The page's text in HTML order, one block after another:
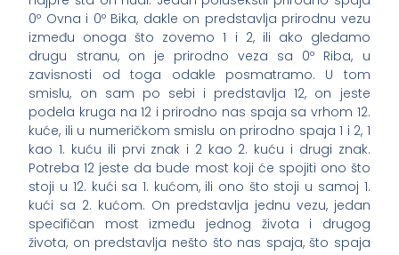
0º Ovna i 0º Bika, dakle on predstavlja prirodnu vezu
između onoga što zovemo 1 i 2, ili ako gledamo
drugu stranu, on je prirodno veza sa 0º Riba, u
zavisnosti od toga odakle posmatramo. U tom
smislu, on sam po sebi i predstavlja 12, on jeste
podela kruga na 12 i prirodno nas spaja sa vrhom 12.
kuće, ili u numeričkom smislu on prirodno spaja 1 i 2, 1
kao 1. kuću ili prvi znak i 2 kao 2. kuću i drugi znak.
Potreba 12 jeste da bude most koji će spojiti ono što
stoji u 12. kući sa 1. kućom, ili ono što stoji u samoj 1.
kući sa 2. kućom. On predstavlja jednu vezu, jedan
specifičan most između jednog života i drugog
života, on predstavlja nešto što nas spaja, što spaja